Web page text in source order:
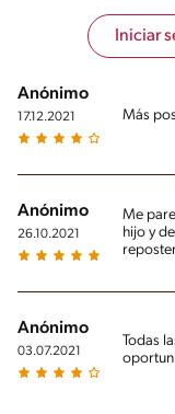
Iniciar
Anónimo
17.12.2021 Más
Anónimo
26.10.2021
Me
hijo y
Anónimo
03.07.2021
Todas